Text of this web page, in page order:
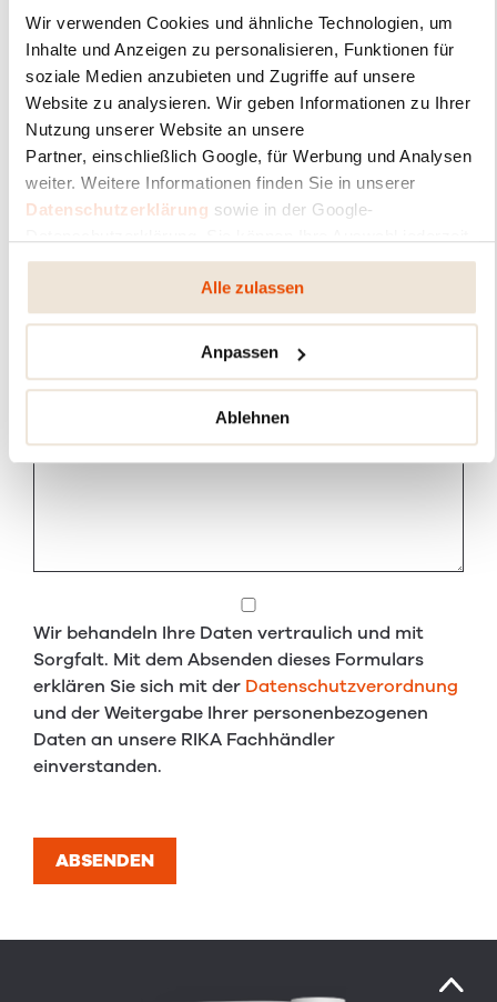
Wir verwenden Cookies und ähnliche Technologien, um
Inhalte und Anzeigen zu personalisieren, Funktionen für
soziale Medien anzubieten und Zugriffe auf unsere
Website zu analysieren. Wir geben Informationen zu Ihrer
Nutzung unserer Website an unsere
Partner, einschließlich Google, für Werbung und Analysen
weiter. Weitere Informationen finden Sie in unserer
Datenschutzerklärung sowie in der Google-
ändern oder widerrufen.
Alle zulassen
Anpassen
Ablehnen
Nachname*
E-Mail Adresse*
Land*
Möchten Sie uns noch etwas mitteilen?*
Wir behandeln Ihre Daten vertraulich und mit
Sorgfalt. Mit dem Absenden dieses Formulars
erklären Sie sich mit der Datenschutzverordnung
und der Weitergabe Ihrer personenbezogenen
Daten an unsere RIKA Fachhändler
einverstanden.
ABSENDEN